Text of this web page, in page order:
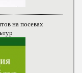
на посевах